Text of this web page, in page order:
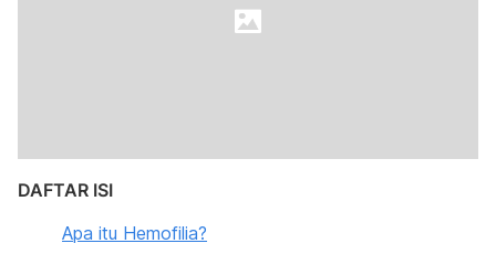
DAFTAR ISI
Apa itu Hemofilia?